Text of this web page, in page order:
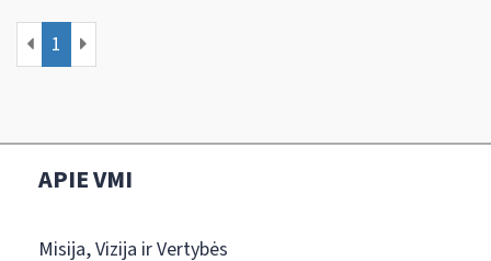
1
APIE VMI
Misija, Vizija ir Vertybės